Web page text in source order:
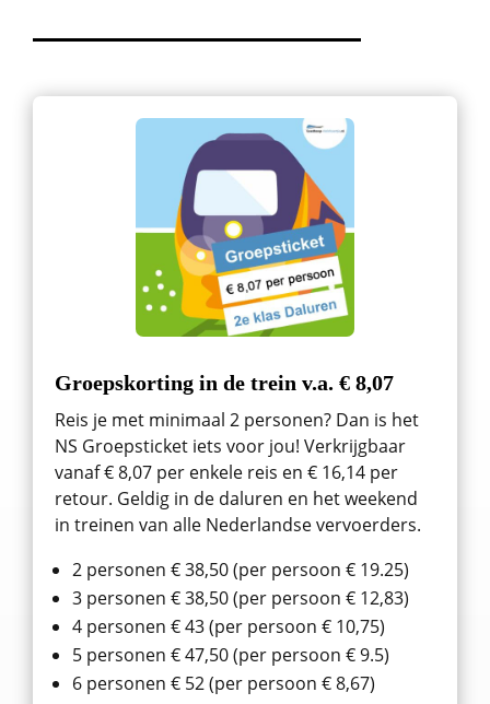
Groepskorting in de trein v.a. € 8,07
Reis je met minimaal 2 personen? Dan is het
NS Groepsticket iets voor jou! Verkrijgbaar
vanaf € 8,07 per enkele reis en € 16,14 per
retour. Geldig in de daluren en het weekend
in treinen van alle Nederlandse vervoerders.
2 personen € 38,50 (per persoon € 19.25)
3 personen € 38,50 (per persoon € 12,83)
4 personen € 43 (per persoon € 10,75)
5 personen € 47,50 (per persoon € 9.5)
6 personen € 52 (per persoon € 8,67)